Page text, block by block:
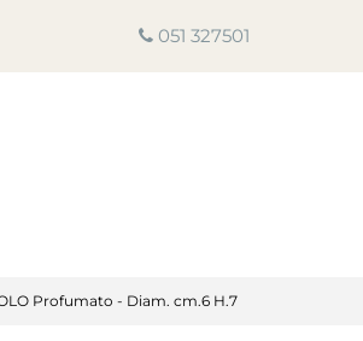
051 327501
Profumato - Diam. cm.6 H.7